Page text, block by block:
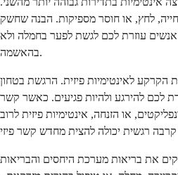
לחץ, או חוסר מספיקות. הבנה שחשק
עוזרת לכם לגשת לפער בחמלה ולא
בהאשמה.
הקרקע לאינטימיות פיזית. הרגשת בטחון
לכם להירגע ולהיות פגיעים. כאשר קשר
או הזנחה, אינטימיות פיזית לרוב
את בריאות מערכת היחסים והבריאות